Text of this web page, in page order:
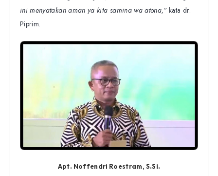
ini menyatakan aman ya kita samina wa atona,”kata dr.
Piprim.
Apt. Noffendri Roestram, S.Si.